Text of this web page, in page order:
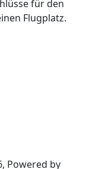
für den
Flugplatz.
Powered by